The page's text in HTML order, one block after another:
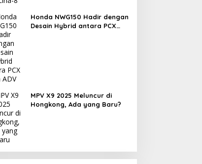
Honda NWG150 Hadir dengan
Desain Hybrid antara PCX
MPV X9 2025 Meluncur di
Hongkong, Ada yang Baru?